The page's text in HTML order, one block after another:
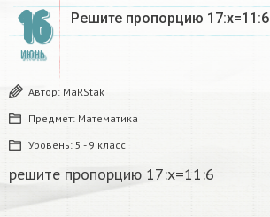
16
ИЮНЬ
Решите пропорцию 17:x=11:6​
Автор: MaRStak
Предмет: Математика
Уровень: 5 - 9 класс
решите пропорцию 17:x=11:6​